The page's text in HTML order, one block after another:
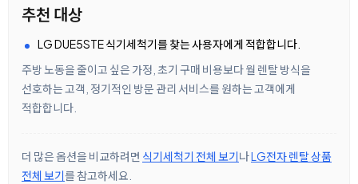
추천 대상
LG DUE5STE 식기세척기를 찾는 사용자에게 적합합니다.
주방 노동을 줄이고 싶은 가정, 초기 구매 비용보다 월 렌탈 방식을
선호하는 고객, 정기적인 방문 관리 서비스를 원하는 고객에게
적합합니다.
더 많은 옵션을 비교하려면 식기세척기 전체 보기나LG전자 렌탈 상품
전체 보기를 참고하세요.